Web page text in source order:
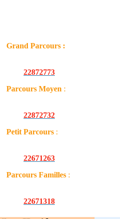
Grand Parcours :
22872773
Parcours Moyen :
22872732
Petit Parcours :
22671263
Parcours Familles :
22671318